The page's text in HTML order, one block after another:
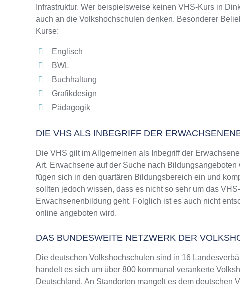
Infrastruktur. Wer beispielsweise keinen VHS-Kurs in
auch an die Volkshochschulen denken. Besonderer
Kurse:
Englisch
BWL
Buchhaltung
Grafikdesign
Pädagogik
DIE VHS ALS INBEGRIFF DER
Die VHS gilt im Allgemeinen als Inbegriff der
Art. Erwachsene auf der Suche nach
fügen sich in den quartären Bildungsbereich ein und
sollten jedoch wissen, dass es nicht so sehr um das
Erwachsenenbildung geht. Folglich ist es auch nicht
online angeboten wird.
DAS BUNDESWEITE NETZWERK DER
Die deutschen Volkshochschulen sind in 16
handelt es sich um über 800 kommunal verankerte
Deutschland. An Standorten mangelt es dem deutschen